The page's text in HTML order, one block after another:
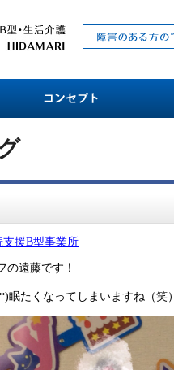
援B型事業所
の遠藤です！
眠たくなってしまいますね（笑）